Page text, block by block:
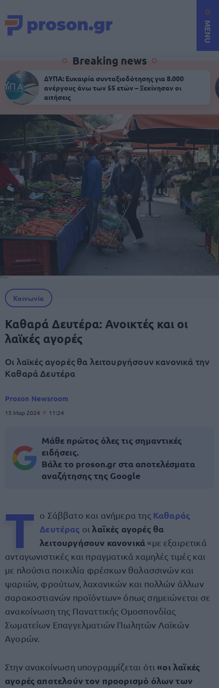
MENU
Breaking news
ΔΥΠΑ: Ευκαιρία συνταξιοδότησης για 8.000
ανέργους άνω των 55 ετών – Ξεκίνησαν οι
αιτήσεις
Κοινωνία
Καθαρά Δευτέρα: Ανοικτές και οι
λαϊκές αγορές
Οι λαϊκές αγορές θα λειτουργήσουν κανονικά την
Καθαρά Δευτέρα
Proson Newsroom
15 Μαρ 2024 11:24
Μάθε πρώτος όλες τις σημαντικές
ειδήσεις.
Βάλε το proson.gr στα αποτελέσματα
αναζήτησης της Google
Τ ο Σάββατο και ανήμερα της Καθαράς
Δευτέρας οιλαϊκές αγορές θα
λειτουργήσουν κανονικά «με εξαιρετικά
ανταγωνιστικές και πραγματικά χαμηλές τιμές και
με πλούσια ποικιλία φρέσκων θαλασσινών και
ψαριών, φρούτων, λαχανικών και πολλών άλλων
σαρακοστιανών προϊόντων» όπως σημειώνεται σε
ανακοίνωση της Παναττικής Ομοσπονδίας
Σωματείων Επαγγελματιών Πωλητών Λαϊκών
Αγορών.
Στην ανακοίνωση υπογραμμίζεται ότι «οι λαϊκές
αγορές αποτελούν τον προορισμό όλων των